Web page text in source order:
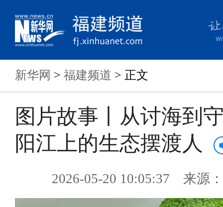
新华网 > 福建频道 > 正文
图片故事丨从讨海到
阳江上的生态摆渡人
2026-05-20 10:05:37 来源